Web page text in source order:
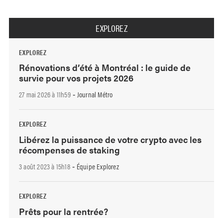
EXPLOREZ
EXPLOREZ
Rénovations d’été à Montréal : le guide de
survie pour vos projets 2026
27 mai 2026 à 11h59- Journal Métro
EXPLOREZ
Libérez la puissance de votre crypto avec les
récompenses de staking
3 août 2023 à 15h18- Équipe Explorez
EXPLOREZ
Prêts pour la rentrée?